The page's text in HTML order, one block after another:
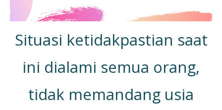
Situasi ketidakpastian saat
ini dialami semua orang,
tidak memandang usia